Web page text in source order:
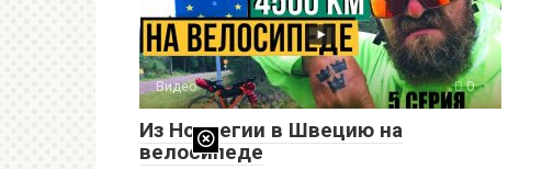
Видео 0
Из Норвегии в Швецию на
велосипеде